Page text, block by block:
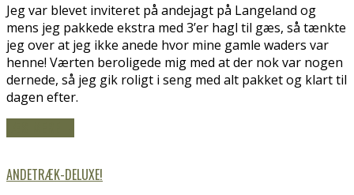
Jeg var blevet inviteret på andejagt på Langeland og
mens jeg pakkede ekstra med 3’er hagl til gæs, så tænkte
jeg over at jeg ikke anede hvor mine gamle waders var
henne! Værten beroligede mig med at der nok var nogen
dernede, så jeg gik roligt i seng med alt pakket og klart til
dagen efter.
ANDETRÆK-DELUXE!